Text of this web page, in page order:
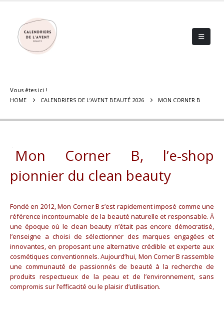
Vous êtes ici !
HOME
CALENDRIERS DE L’AVENT BEAUTÉ 2026 MON CORNER B
Mon Corner B, l’e-shop
pionnier du clean beauty
Fondé en 2012, Mon Corner B s’est rapidement imposé comme une
référence incontournable de la beauté naturelle et responsable. À
une époque où le clean beauty n’était pas encore démocratisé,
l’enseigne a choisi de sélectionner des marques engagées et
innovantes, en proposant une alternative crédible et experte aux
cosmétiques conventionnels. Aujourd’hui, Mon Corner B rassemble
une communauté de passionnés de beauté à la recherche de
produits respectueux de la peau et de l’environnement, sans
compromis sur l’efficacité ou le plaisir d’utilisation.